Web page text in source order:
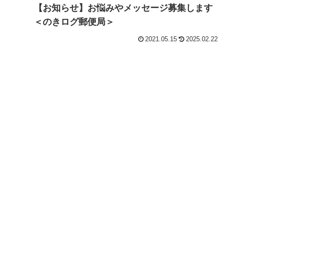
【お知らせ】お悩みやメッセージ募集します
＜のきログ郵便局＞
2021.05.15 2025.02.22